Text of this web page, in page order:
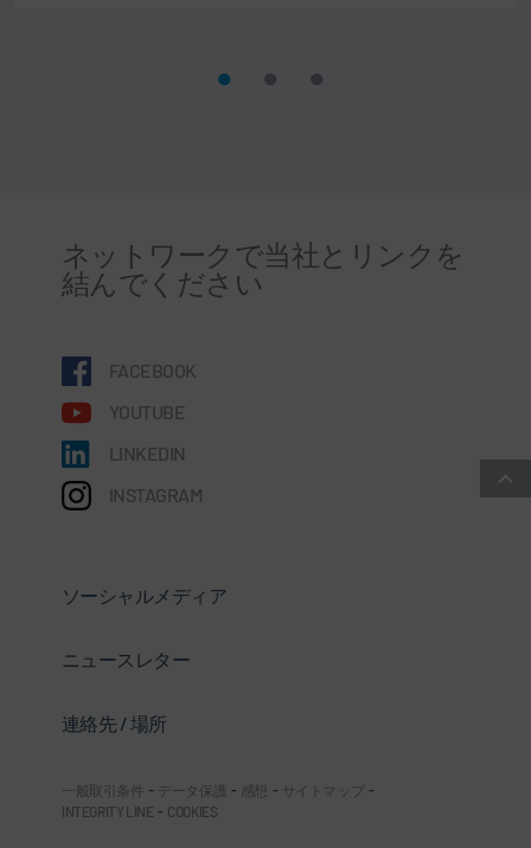
ネットワークで当社とリンクを
結んでください
FACEBOOK
YOUTUBE
LINKEDIN
INSTAGRAM
ソーシャルメディア
ニュースレター
連絡先 / 場所
一般取引条件 - データ保護 - 感想 - サイトマップ -
INTEGRITY LINE - COOKIES